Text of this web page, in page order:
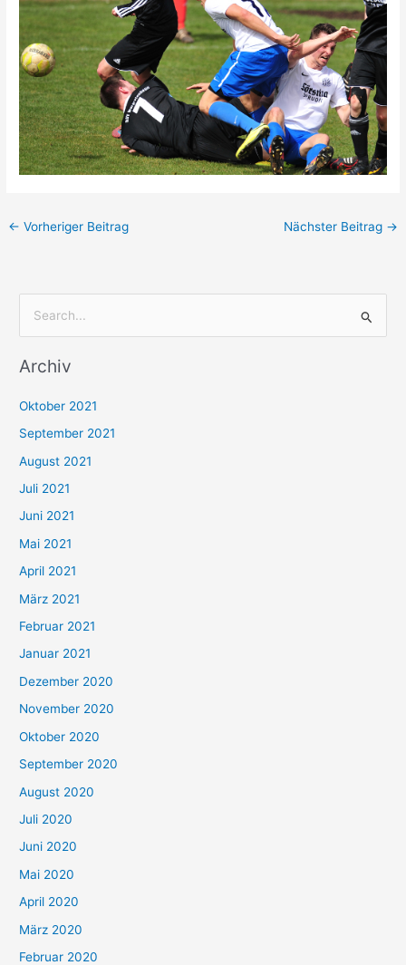
← Vorheriger Beitrag Nächster Beitrag →
c
n
n
a
c
h
:
Archiv
Oktober 2021
September 2021
August 2021
Juli 2021
Juni 2021
Mai 2021
April 2021
März 2021
Februar 2021
Januar 2021
Dezember 2020
November 2020
Oktober 2020
September 2020
August 2020
Juli 2020
Juni 2020
Mai 2020
April 2020
März 2020
Februar 2020